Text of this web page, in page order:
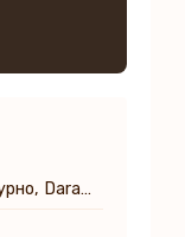
SMVK, утром пасмурно, Daram Dam - Дойду до тебя 2.0